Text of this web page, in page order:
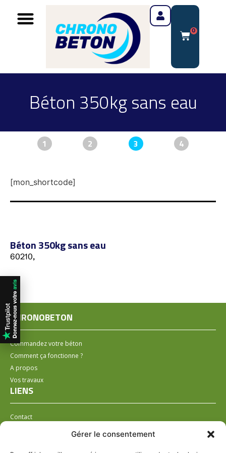
Gérer le consentement
0
Béton 350kg sans eau
1 2 3 4
[mon_shortcode]
Béton 350kg sans eau
60210,
CHRONOBETON
Commandez votre béton
Comment ça fonctionne ?
A propos
Vos travaux
LIENS
Contact